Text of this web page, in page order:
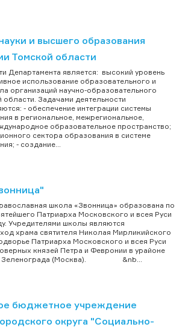
и высшего образования
Томской области
Департамента является: высокий уровень
использование образовательного и
организаций научно-образовательного
области. Задачами деятельности
- обеспечение интеграции системы
в региональное, межрегиональное,
образовательное пространство;
сектора образования в системе
- создание...
школа «Звонница» образована по
Патриарха Московского и всея Руси
Учредителями школы являются
храма святителя Николая Мирликийского
Патриарха Московского и всея Руси
князей Петра и Февронии в урайоне
Зеленограда (Москва). &nb...
бюджетное учреждение
округа "Социально-